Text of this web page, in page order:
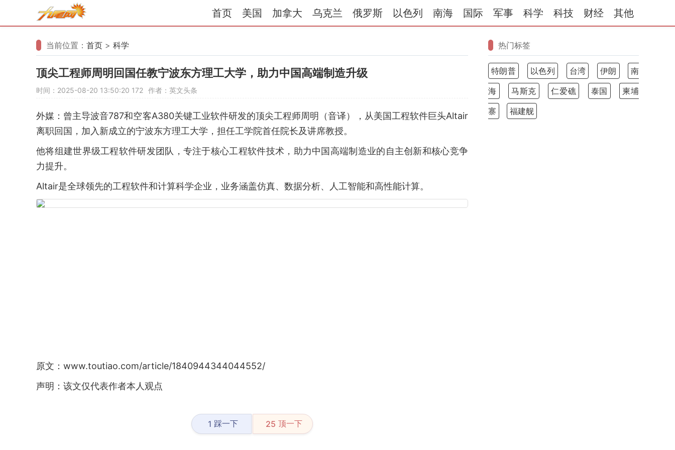
首页 美国 加拿大 乌克兰 俄罗斯 以色列 南海 国际 军事 科学 科技 财经 其他
当前位置： 首页 > 科学
顶尖工程师周明回国任教宁波东方理工大学，助力中国高端制造升级
时间：2025-08-20 13:50:20 172 作者：英文头条
外媒：曾主导波音787和空客A380关键工业软件研发的顶尖工程师周明（音译），从美国工程软件巨头Altair
离职回国，加入新成立的宁波东方理工大学，担任工学院首任院长及讲席教授。
他将组建世界级工程软件研发团队，专注于核心工程软件技术，助力中国高端制造业的自主创新和核心竞争
力提升。
Altair是全球领先的工程软件和计算科学企业，业务涵盖仿真、数据分析、人工智能和高性能计算。
原文：www.toutiao.com/article/1840944344044552/
声明：该文仅代表作者本人观点
1 踩一下 25 顶一下
热门标签
特朗普 以色列 台湾 伊朗
南
海
马斯克 仁爱礁 泰国
柬埔
寨
福建舰